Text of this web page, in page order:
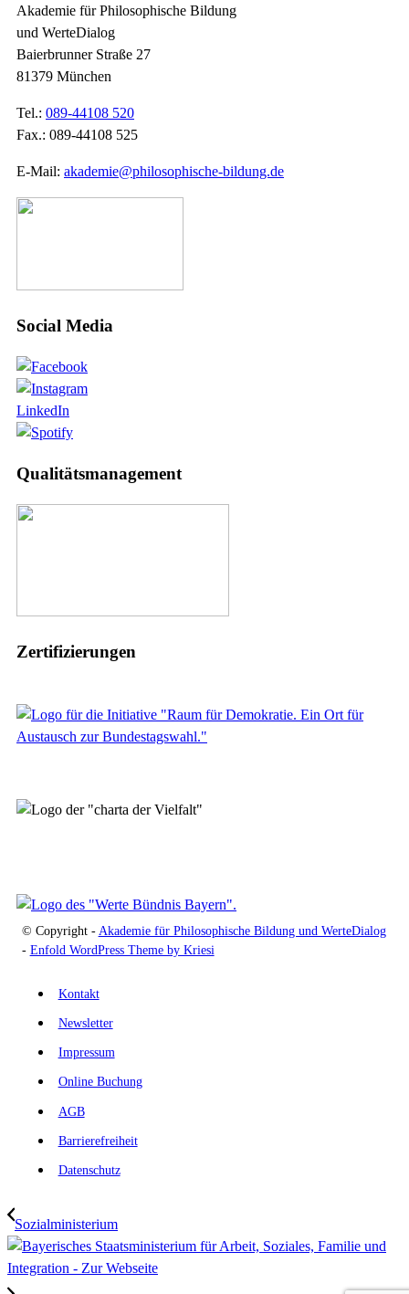
Akademie für Philosophische Bildung
und WerteDialog
Baierbrunner Straße 27
81379 München
Tel.: 089-44108 520
Fax.: 089-44108 525
E-Mail: akademie@philosophische-bildung.de
Social Media
LinkedIn
Qualitätsmanagement
Zertifizierungen
© Copyright - Akademie für Philosophische Bildung und WerteDialog
- Enfold WordPress Theme by Kriesi
Kontakt
Newsletter
Impressum
Online Buchung
AGB
Barrierefreiheit
Datenschutz
Sozialministerium